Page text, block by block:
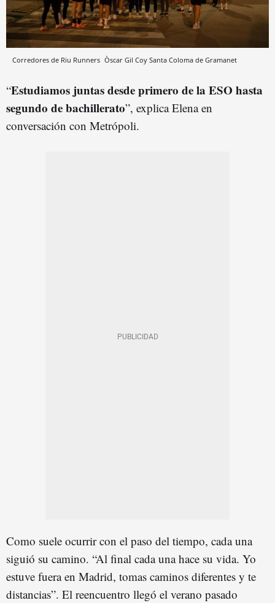
Corredores de Riu Runners Òscar Gil Coy Santa Coloma de Gramanet
“Estudiamos juntas desde primero de la ESO hasta
segundo de bachillerato”, explica Elena en
conversación con Metrópoli.
Como suele ocurrir con el paso del tiempo, cada una
siguió su camino. “Al final cada una hace su vida. Yo
estuve fuera en Madrid, tomas caminos diferentes y te
distancias”. El reencuentro llegó el verano pasado